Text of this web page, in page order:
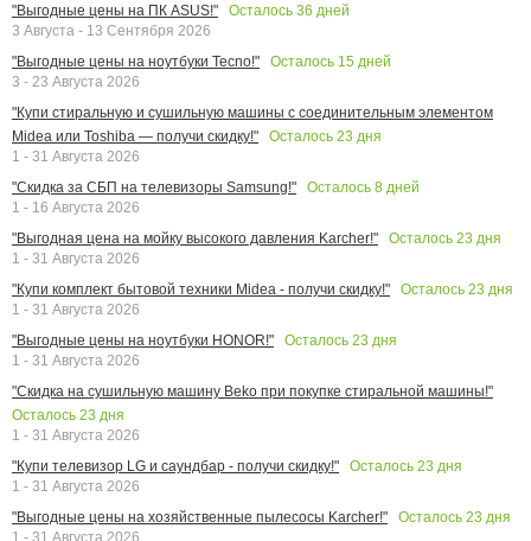
"Выгодные цены на ПК ASUS!"
Осталось 36 дней
3 Августа - 13 Сентября 2026
"Выгодные цены на ноутбуки Tecno!"
Осталось 15 дней
3 - 23 Августа 2026
"Купи стиральную и сушильную машины с соединительным элементом
Midea или Toshiba — получи скидку!"
Осталось 23 дня
1 - 31 Августа 2026
"Скидка за СБП на телевизоры Samsung!"
Осталось 8 дней
1 - 16 Августа 2026
"Выгодная цена на мойку высокого давления Karcher!"
Осталось 23 дня
1 - 31 Августа 2026
"Купи комплект бытовой техники Midea - получи скидку!"
Осталось 23 дня
1 - 31 Августа 2026
"Выгодные цены на ноутбуки HONOR!"
Осталось 23 дня
1 - 31 Августа 2026
"Скидка на сушильную машину Beko при покупке стиральной машины!"
Осталось 23 дня
1 - 31 Августа 2026
"Купи телевизор LG и саундбар - получи скидку!"
Осталось 23 дня
1 - 31 Августа 2026
"Выгодные цены на хозяйственные пылесосы Karcher!"
Осталось 23 дня
1 - 31 Августа 2026